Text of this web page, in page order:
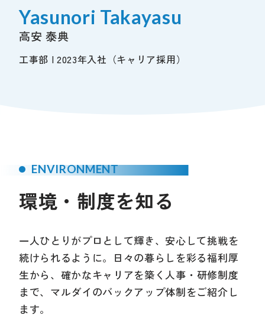
Yasunori Takayasu
高安 泰典
工事部 | 2023年入社（キャリア採用）
ENVIRONMENT
環境・制度を知る
一人ひとりがプロとして輝き、安心して挑戦を
続けられるように。日々の暮らしを彩る福利厚
生から、 確かなキャリアを築く人事・研修制度
まで、マルダイのバックアップ体制をご紹介し
ます。